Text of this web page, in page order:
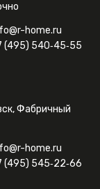
home.ru
(495) 540‑45‑55
Фабричный
home.ru
(495) 545‑22‑66